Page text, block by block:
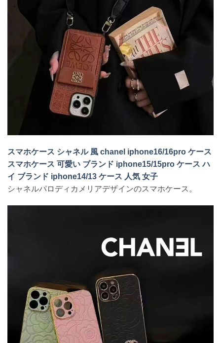
スマホケース シャネル 風 chanel iphone16/16pro ケース
スマホケース 可愛い ブランド iphone15/15pro ケース ハ
イ ブランド iphone14/13 ケース 人気 女子
シャネルパロディカメリアデザインのスマホケース。